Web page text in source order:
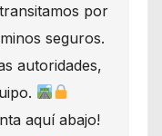
por
seguros.
autoridades,
aquí abajo!